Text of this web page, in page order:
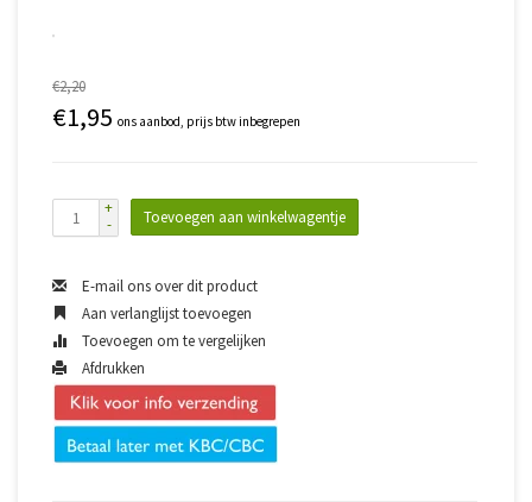
€2,20
€1,95 ons aanbod, prijs btw inbegrepen
+
-
Toevoegen aan winkelwagentje
E-mail ons over dit product
Aan verlanglijst toevoegen
Toevoegen om te vergelijken
Afdrukken